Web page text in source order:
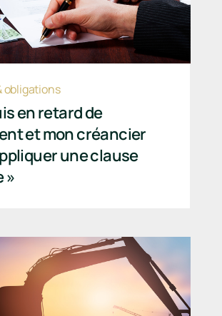
en retard de
et mon créancier
une clause
»
obligations